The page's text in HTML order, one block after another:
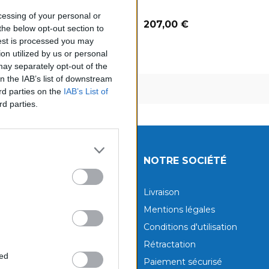
of your personal or
below opt-out section to
is processed you may
utilized by us or personal
separately opt-out of the
IAB’s list of downstream
parties on the IAB’s List of
parties.
€
Prix
207,00 €
1-12 de 276 article(s)
NOTRE SOCIÉTÉ
Livraison
Mentions légales
Conditions d'utilisation
Rétractation
Paiement sécurisé